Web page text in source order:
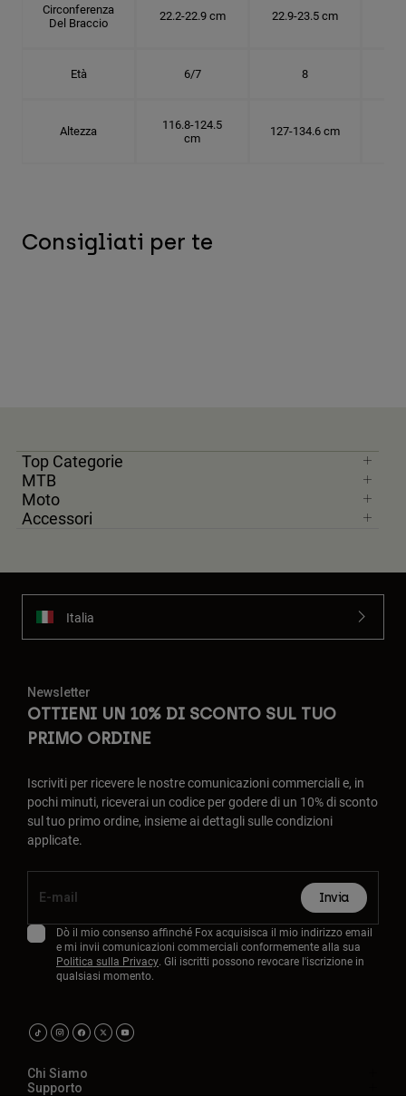
Circonferenza
Del Braccio
22.2-22.9 cm 22.9-23.5 cm
Età 6/7 8
Altezza
116.8-124.5
cm
127-134.6 cm
Consigliati per te
Top Categorie
MTB
Moto
Accessori
Italia
Newsletter
OTTIENI UN 10% DI SCONTO SUL TUO
PRIMO ORDINE
Iscriviti per ricevere le nostre comunicazioni commerciali e, in
pochi minuti, riceverai un codice per godere di un 10% di sconto
sul tuo primo ordine, insieme ai dettagli sulle condizioni
applicate.
Invia
Dò il mio consenso affinché Fox acquisisca il mio indirizzo email
e mi invii comunicazioni commerciali conformemente alla sua
Politica sulla Privacy. Gli iscritti possono revocare l'iscrizione in
qualsiasi momento.
Chi Siamo
Supporto